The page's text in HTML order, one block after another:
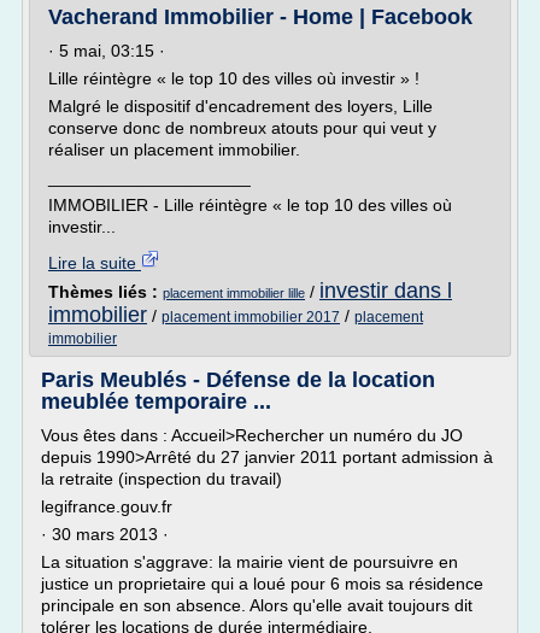
Vacherand Immobilier - Home | Facebook
· 5 mai, 03:15 ·
Lille réintègre « le top 10 des villes où investir » !
Malgré le dispositif d'encadrement des loyers, Lille
conserve donc de nombreux atouts pour qui veut y
réaliser un placement immobilier.
IMMOBILIER - Lille réintègre « le top 10 des villes où
investir...
Lire la suite
Thèmes liés : placement immobilier lille / investir dans l
immobilier / placement immobilier 2017 / placement
immobilier
Paris Meublés - Défense de la location
meublée temporaire ...
Vous êtes dans : Accueil>Rechercher un numéro du JO
depuis 1990>Arrêté du 27 janvier 2011 portant admission à
la retraite (inspection du travail)
legifrance.gouv.fr
· 30 mars 2013 ·
La situation s'aggrave: la mairie vient de poursuivre en
justice un proprietaire qui a loué pour 6 mois sa résidence
principale en son absence. Alors qu'elle avait toujours dit
tolérer les locations de durée intermédiaire,